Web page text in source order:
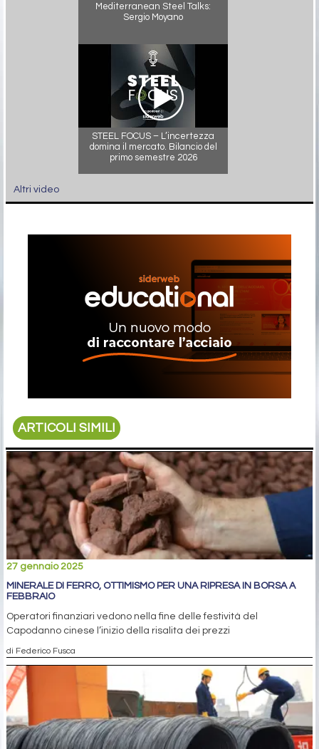
Mediterranean Steel Talks:
Sergio Moyano
STEEL FOCUS – L’incertezza
domina il mercato. Bilancio del
primo semestre 2026
Altri video
ARTICOLI SIMILI
27 gennaio 2025
MINERALE DI FERRO, OTTIMISMO PER UNA RIPRESA IN BORSA A
FEBBRAIO
Operatori finanziari vedono nella fine delle festività del
Capodanno cinese l’inizio della risalita dei prezzi
di Federico Fusca